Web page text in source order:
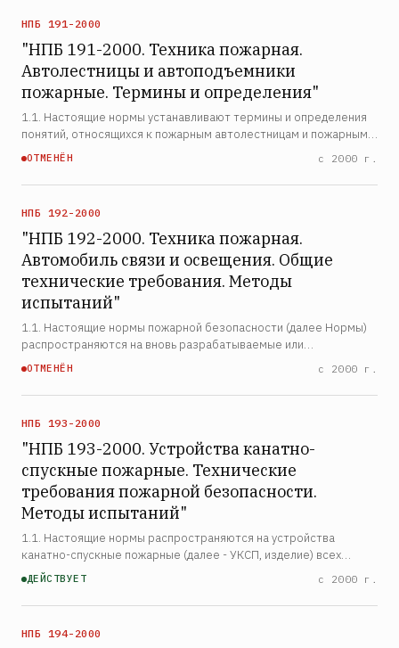
НПБ 191-2000
"НПБ 191-2000. Техника пожарная.
Автолестницы и автоподъемники
пожарные. Термины и определения"
1.1. Настоящие нормы устанавливают термины и определения
понятий, относящихся к пожарным автолестницам и пожарным
автоподъемникам. Термины, установленные настоящими
ОТМЕНЁН с 2000 г.
НПБ 192-2000
"НПБ 192-2000. Техника пожарная.
Автомобиль связи и освещения. Общие
технические требования. Методы
испытаний"
1.1. Настоящие нормы пожарной безопасности (далее Нормы)
распространяются на вновь разрабатываемые или
модернизируемые пожарные автомобили связи и освещения
а та…
ОТМЕНЁН с 2000 г.
НПБ 193-2000
"НПБ 193-2000. Устройства канатно-
спускные пожарные. Технические
требования пожарной безопасности.
Методы испытаний"
1.1. Настоящие нормы распространяются на устройства
канатно-спускные пожарные (далее - УКСП, изделие) всех
типов, предназначенные для использования подразделениями
Государственной противопожарной службы (ГПС) МВД России,…
ДЕЙСТВУЕТ с 2000 г.
НПБ 194-2000